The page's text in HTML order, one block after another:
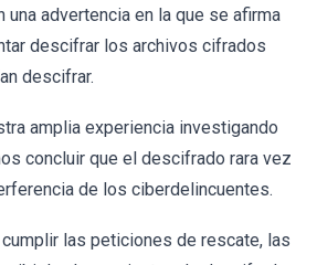
una advertencia en la que se afirma
descifrar los archivos cifrados
descifrar.
amplia experiencia investigando
concluir que el descifrado rara vez
de los ciberdelincuentes.
las peticiones de rescate, las